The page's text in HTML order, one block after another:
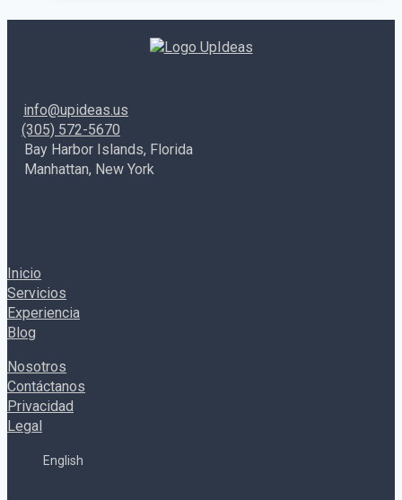
redes
el
info@upideas.us
(305) 572-5670
Bay Harbor Islands, Florida
Manhattan, New York
Inicio
Servicios
Experiencia
Blog
Nosotros
Contáctanos
Privacidad
Legal
English